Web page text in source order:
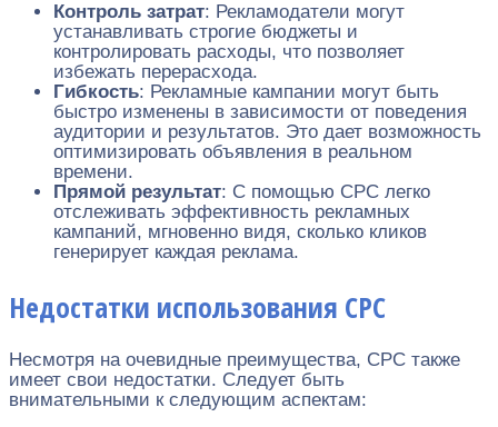
Контроль затрат: Рекламодатели могут
устанавливать строгие бюджеты и
контролировать расходы, что позволяет
избежать перерасхода.
Гибкость: Рекламные кампании могут быть
быстро изменены в зависимости от поведения
аудитории и результатов. Это дает возможность
оптимизировать объявления в реальном
времени.
Прямой результат: С помощью CPC легко
отслеживать эффективность рекламных
кампаний, мгновенно видя, сколько кликов
генерирует каждая реклама.
Недостатки использования CPC
Несмотря на очевидные преимущества, CPC также
имеет свои недостатки. Следует быть
внимательными к следующим аспектам: